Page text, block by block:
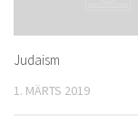
Judaism
1. MÄRTS 2019